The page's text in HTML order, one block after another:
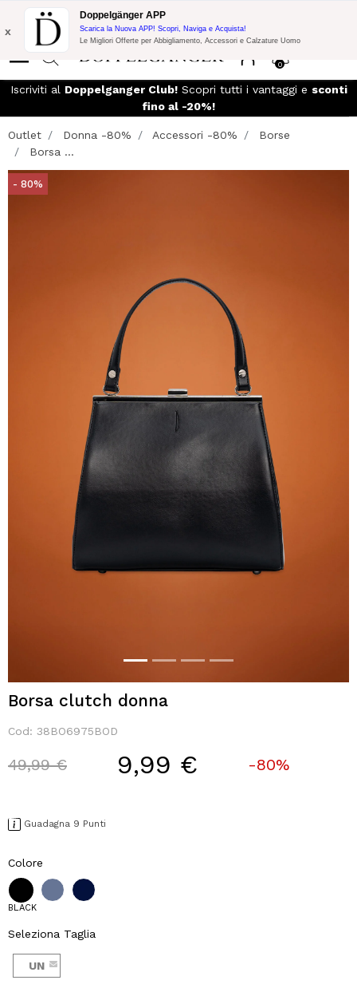
Promo Flash:
10% di Extra Sconto su 300€ di Acquisto con codice:
DOPPEL300
0
x
Doppelgänger APP
Scarica la Nuova APP! Scopri, Naviga e Acquista!
Le Migliori Offerte per Abbigliamento, Accessori e Calzature Uomo
Iscriviti al Doppelganger Club!Scopri tutti i vantaggi e sconti
fino al -20%!
Outlet Donna -80% Accessori -80%
Borse
Borsa ...
- 80%
Borsa clutch donna
Cod: 38BO6975BOD
Price reduced from
49,99 €to 9,99 € -80%
Guadagna 9 Punti
Colore
BLACK
Seleziona Taglia
UN